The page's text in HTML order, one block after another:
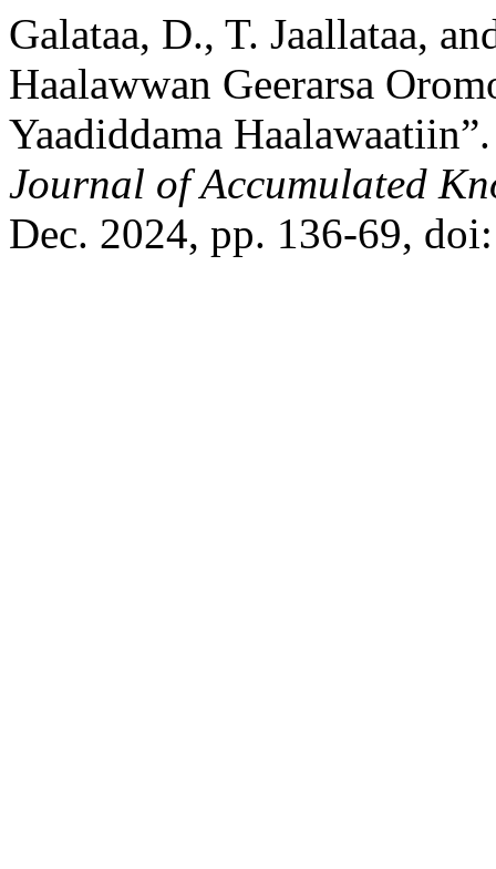
Galataa, D., T. Jaallataa,
Haalawwan Geerarsa
Yaadiddama
Journal of Accumulated
Dec. 2024, pp. 136-69,